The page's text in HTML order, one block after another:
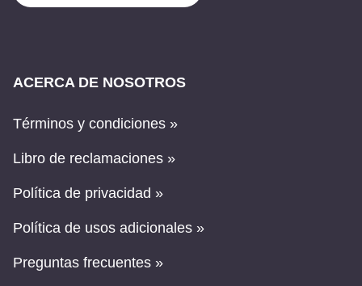
ACERCA DE NOSOTROS
Términos y condiciones »
Libro de reclamaciones »
Política de privacidad »
Política de usos adicionales »
Preguntas frecuentes »